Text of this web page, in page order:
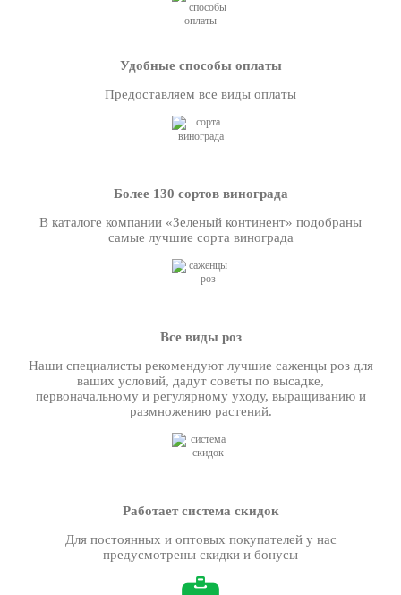
Удобные способы оплаты
Предоставляем все виды оплаты
Более 130 сортов винограда
В каталоге компании «Зеленый континент» подобраны
самые лучшие сорта винограда
Все виды роз
Наши специалисты рекомендуют лучшие саженцы роз для
ваших условий, дадут советы по высадке,
первоначальному и регулярному уходу, выращиванию и
размножению растений.
Работает система скидок
Для постоянных и оптовых покупателей у нас
предусмотрены скидки и бонусы